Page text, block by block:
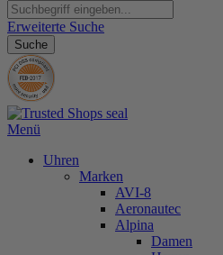
Erweiterte Suche
Suche
Menü
Uhren
Marken
AVI-8
Aeronautec
Alpina
Damen